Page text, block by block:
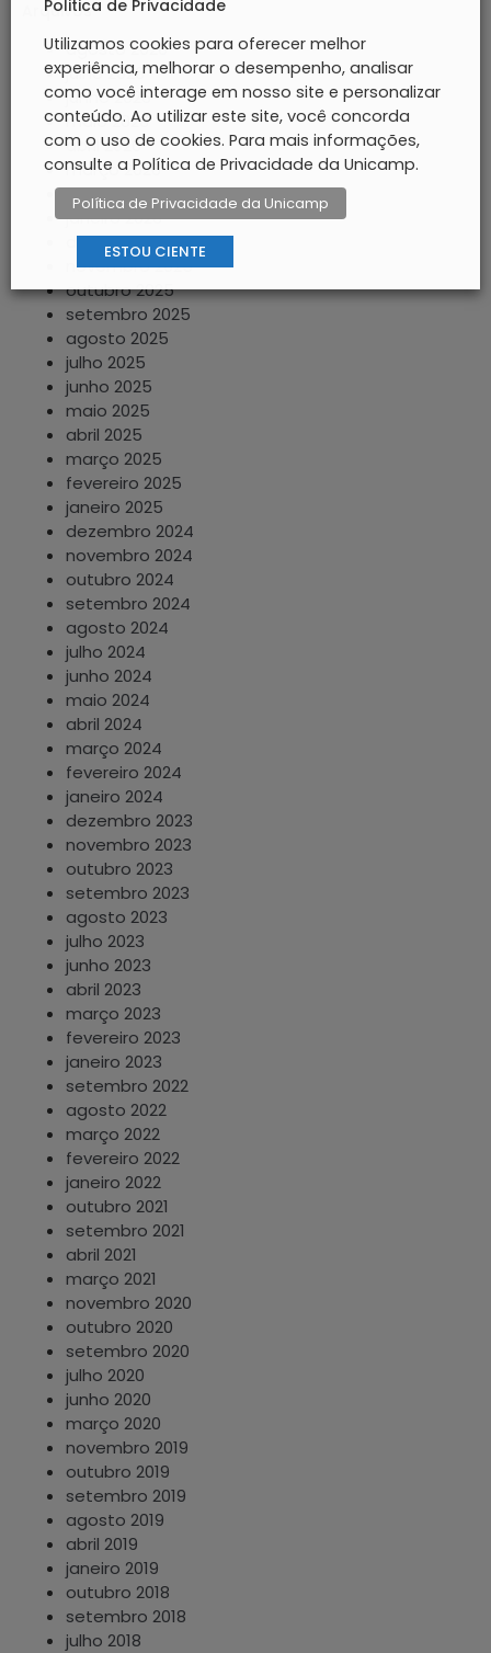
Arquivos
agosto 2026
julho 2026
junho 2026
maio 2026
abril 2026
março 2026
fevereiro 2026
janeiro 2026
dezembro 2025
novembro 2025
outubro 2025
setembro 2025
agosto 2025
julho 2025
junho 2025
maio 2025
abril 2025
março 2025
fevereiro 2025
janeiro 2025
dezembro 2024
novembro 2024
outubro 2024
setembro 2024
agosto 2024
julho 2024
junho 2024
maio 2024
abril 2024
março 2024
fevereiro 2024
janeiro 2024
dezembro 2023
novembro 2023
outubro 2023
setembro 2023
agosto 2023
julho 2023
junho 2023
abril 2023
março 2023
fevereiro 2023
janeiro 2023
setembro 2022
agosto 2022
março 2022
fevereiro 2022
janeiro 2022
outubro 2021
setembro 2021
abril 2021
março 2021
novembro 2020
outubro 2020
setembro 2020
julho 2020
junho 2020
março 2020
novembro 2019
outubro 2019
setembro 2019
agosto 2019
abril 2019
janeiro 2019
outubro 2018
setembro 2018
julho 2018
Politica de Privacidade
Utilizamos cookies para oferecer melhor
experiência, melhorar o desempenho, analisar
como você interage em nosso site e personalizar
conteúdo. Ao utilizar este site, você concorda
com o uso de cookies. Para mais informações,
consulte a Política de Privacidade da Unicamp.
Política de Privacidade da Unicamp
ESTOU CIENTE